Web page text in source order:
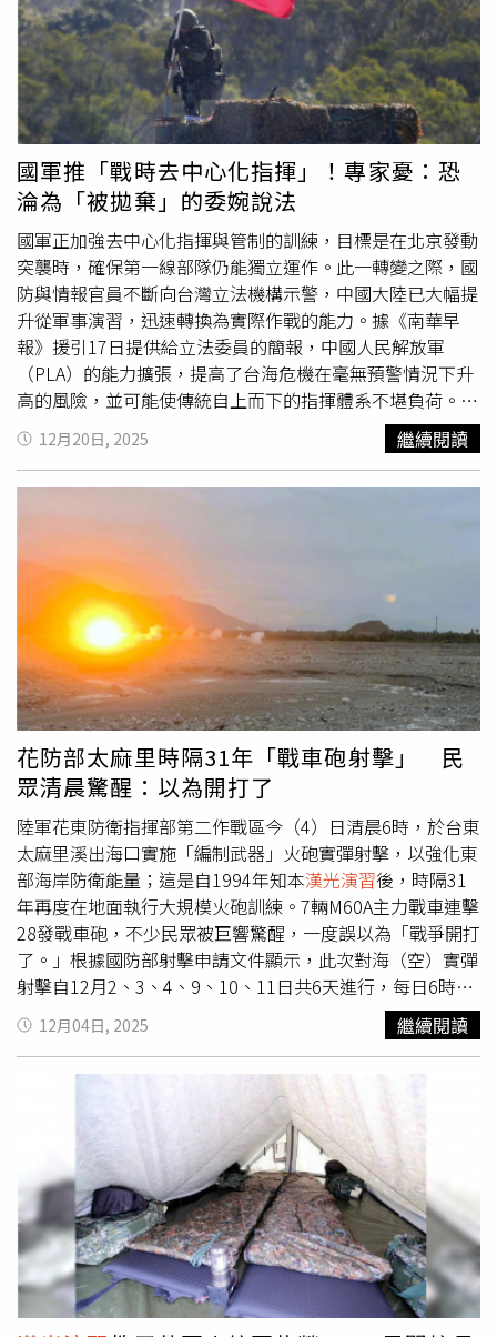
擊，採取類似美軍過往戰爭中的「斬首戰略」。文章以
2003年美國入侵伊拉克為例指出，美軍並未試圖逐一攻占
每1個據點或城市，而是直指該國首都巴格達
（Baghdad），最終俘虜伊拉克領導人海珊（Saddam
Hussein），並將此視為「城市作戰的經典案例。」文章還
提到，美國特種部隊3日對委內瑞拉（Venezuela）領導人
展開了另1場「斬首行動」，突襲其首都卡拉卡斯
（Caracas），並將總統馬杜洛（Nicolas Maduro）及其妻
子擄走，押往紐約就多項美國刑事指控受審。此外，文章指
出，解放軍亦可透過無人化作戰來反制台灣的豪豬戰略。文
中建議，可運用AI驅動的無人機進行精準偵察與火力導引，
同時派遣無人戰車、無人裝甲車與機器狼進入街區清剿，藉
此降低人員傷亡與附帶損害。文章最後強調，心理戰與政治
戰同樣重要，並引用中國內戰時期的經驗，指出可透過策
反、瓦解意志等手段，促使對手投降或倒戈。
民族海洋復興與人類海洋命運共同體計畫」的字樣。目前尚
無北京官方文件提及「中華民族海洋復興」這一口號，儘管
中國正推動成為「海洋強國」。該標語的另一部分，則被視
為中國國家主席習近平所提出「人類命運共同體」理念，在
海洋領域的延伸。由於缺乏官方確認與進一步細節，部分社
群媒體使用者質疑，這些影像是否真的反映實際的艦艇改裝
行動，甚至推測可能只是電影拍攝場景。然而，這些照片仍
在軍事評論圈內引發大量揣測，聚焦於北京是否具備將民用
船舶迅速轉為軍事用途的能力。退役中國人民解放軍上校、
軍事評論員岳剛表示，照片中的貨船看起來搭載的是「模組
化貨櫃式武器系統」。若屬實，這將成為「貨櫃化武器系統
的實際驗證平台，即1種模組化、可快速部署的海上火力單
元，具備改裝成本低、可迅速大量生產，並適用於高消耗型
戰爭場景的特性。」岳剛指出，美國與俄羅斯都曾在此類武
器系統上累積實際運用經驗，而商船通常只會在戰時被暫時
轉換為「火力平台」。他補充，這樣的操作可釋放巨大的國
防潛力，「利用中國完整的造船實力，實踐其獨特的海上人
民戰爭戰略。」香港戰略學會主席、軍事評論員梁國樑則表
艦」，是1種概念性的海上飛彈發射平台）原型。他指出：
「如果成功，這將遠優於過去將商船改裝為軍用艦艇的傳統
方式，那種方式既麻煩又昂貴。模組化改裝速度更快、可擴
展性更高，若再結合人工智慧指揮系統（AI-enabled
command system），便利性將大幅提升。」新加坡南洋理
工大學（Nanyang Technological University）拉惹勒南國
際研究學院（S. Rajaratnam School of International
Studies）資深研究員許瑞麟（Collin Koh）表示，透過地理
定位的衛星影像顯示，至少該船本身「確實存在」，而船上
的模組「看起來也相當真實，儘管不排除可能只是模型。」
他認為：「我傾向將此視為北京非對稱戰略的另一個面向，
目的在於削弱美國及其盟友的軍事優勢。與其建造更多正規
軍艦，不如在大量商用船舶上搭載多樣化的任務模組，包括
動能武器，以最大化整體潛力。」許瑞麟指出，這類原型若
被廣泛擴散，將不再僅限於正規海軍使用，並可能對國際航
運產生影響。許瑞麟與梁國樑皆表示，若上述針對這艘疑似
改裝商船的分析被證實屬實，外界對美國總統川普
（Donald Trump）最新提出的軍艦計畫，勢必會提出更多
質疑。川普於22日宣布推出1個全新級別的海軍戰艦。根據
他的說法，這些「川普級」（Trump-class）戰艦將更大、
更快，且「火力強大百倍」，預期將成為他所謂「黃金艦
隊」（Golden Fleet）擴張計畫的核心，以鞏固美國的海上
霸權。然而，專家指出，該計畫在成本與造船能力方面面臨
嚴峻挑戰。梁國樑分析：「上海貨船的案例顯示，你只需要
在和平時期建造並儲存所有模組，等到戰爭需要時，依任務
快速堆疊部署即可。這可能是1種在戰時迅速擴充艦隊規模
且極具成本效益的方式，遠勝於昂貴且已顯過時的川普級戰
艦。」據報導，中國民用商船近年已參與解放軍的作戰演
習。去年8月，隸屬渤海鐵路輪渡（Bohai Train Ferry）的7
國軍推「戰時去中心化指揮」！專家憂：恐
淪為「被拋棄」的委婉說法
國軍正加強去中心化指揮與管制的訓練，目標是在北京發動
突襲時，確保第一線部隊仍能獨立運作。此一轉變之際，國
防與情報官員不斷向台灣立法機構示警，中國大陸已大幅提
升從軍事演習，迅速轉換為實際作戰的能力。據《南華早
報》援引17日提供給立法委員的簡報，中國人民解放軍
（PLA）的能力擴張，提高了台海危機在毫無預警情況下升
高的風險，並可能使傳統自上而下的指揮體系不堪負荷。在
1份提交給立法院的書面報告中，我國防部表示，解放軍持
續強化跨軍種、以實戰為導向的演訓，逐步從間歇性演習轉
為常態化、貼近真實戰場的作戰訓練。國防部警告，這種演
在台灣海峽周邊展開大規模或「複合式」軍事行動，台灣軍
方將啟動應變中心、提升戰備層級，並立即進行戰備操演，
以防止解放軍「由演轉戰」。此外，國防部指出，若部隊遭
遇突發攻擊，將被授權在無須等待上級命令的情況下行動，
依循去中心化的指導原則作戰。中華民國國防部長顧立雄強
調，這種作法「不是放棄指揮，而是在通訊中斷或決策速度
必須快於集中式體系所能承受時，確保任務能夠持續。」他
對立法委員表示，所有訓練課程都已納入去中心化指揮與管
制的概念。顧立雄將此稱為「任務式指揮」（mission
command），也就是確保每1個單位都清楚自身任務，並能
在面臨突發攻擊時，依指揮官的意圖採取行動。他補充，這
一概念已在今年的漢光演習中實際運用。該演習是台灣年度
規模最大的軍事演訓。對此，在野黨立委質疑此類授權是否
預設戰爭已經爆發，顧立雄則回應，這種情境「僅適用於我
方部隊已遭攻擊之後」，也就是在「最壞的情況下，必須立
即行使自衛權。」多名高階軍官指出，在解放軍日益重視速
度、飽和攻擊與電子戰的情況下，去中心化已成為不可或缺
的方向。現任參謀本部情報參謀次長室中將次長謝日升17日
對立委表示，解放軍的「戰備警巡」可在極短時間內從訓練
轉為演練，甚至從演練直接轉為戰爭，使第一線部隊根本無
暇等待上級指示。正因如此，訓練必須讓基層單位具備獨立
行動所需的知識與能力。然而，這一構想也在台灣國防圈內
引發愈來愈激烈的辯論。批評者警告，若未搭配明確的交戰
規則、具韌性的後勤體系，以及對戰場條件的現實評估，去
中心化恐淪為「被拋棄」的委婉說法。新北市淡江大學戰略
研究教授林穎佑指出，去中心化戰略能否落實，關鍵「不在
口號」，而在於是否具備「清楚界定的交戰規則」。他表
示，核心問題在於部隊何時必須提升戰備層級，以及在何種
條件下，第一線部隊被授權開火。林穎佑強調，唯有在交戰
12月20日, 2025 繼續閱讀
花防部太麻里時隔31年「戰車砲射擊」 民
眾清晨驚醒：以為開打了
陸軍花東防衛指揮部第二作戰區今（4）日清晨6時，於台東
太麻里溪出海口實施「編制武器」火砲實彈射擊，以強化東
部海岸防衛能量；這是自1994年知本漢光演習後，時隔31
年再度在地面執行大規模火砲訓練。7輛M60A主力戰車連擊
28發戰車砲，不少民眾被巨響驚醒，一度誤以為「戰爭開打
了。」根據國防部射擊申請文件顯示，此次對海（空）實彈
射擊自12月2、3、4、9、10、11日共6天進行，每日6時至
8時射擊；空域最大彈道高度達1萬8000呎、最小危險半徑6
浬，相關海空域皆已納入管制範圍。今日首次在太麻里溪出
海口進行海灘火力壓制演練，依序展示「以靜制動」、「以
動制動」、「以動制靜」等不同接戰模式；7輛M60A3主力
戰車連番機動射擊，共擊發28發戰車砲，最後以6車齊射展
示火力，氣勢驚人。清晨的砲聲震醒不少民眾。邱姓民眾
說，「一開始突然覺得窗戶在震，以為戰爭開打了，立刻從
床上醒來，才發現是國軍在演訓，場面非常震撼。」
12月04日, 2025 繼續閱讀